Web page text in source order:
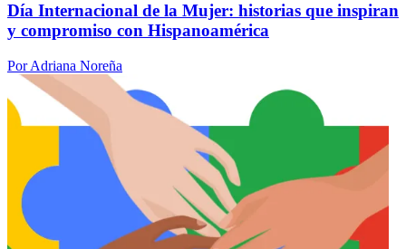
Día Internacional de la Mujer: historias que inspiran
y compromiso con Hispanoamérica
Por Adriana Noreña